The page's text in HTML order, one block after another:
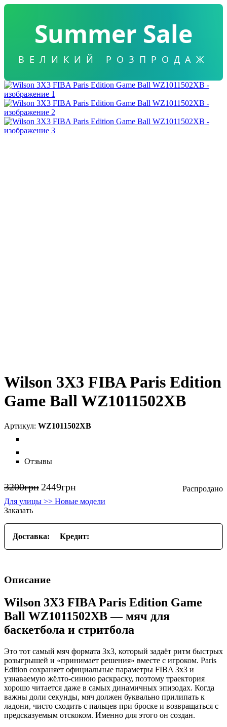
Summer Sale
ВЕЛИКИЙ РОЗПРОДАЖ
Wilson 3X3 FIBA Paris Edition
Game Ball WZ1011502XB
WZ1011502XB
Отзывы
3200грн 2449грн
Для улицы >> Новые модели
Заказать
Доставка: Кредит:
Описание
Wilson 3X3 FIBA Paris Edition Game
Ball WZ1011502XB — мяч для
баскетбола и стритбола
Это тот самый мяч формата 3x3, который задаёт ритм быстрых
розыгрышей и «принимает решения» вместе с игроком. Paris
Edition сохраняет официальные параметры FIBA 3x3 и
узнаваемую жёлто-синюю раскраску, поэтому траектория
хорошо читается даже в самых динамичных эпизодах. Когда
важны доли секунды, мяч должен буквально прилипать к
ладони, чисто сходить с пальцев при броске и возвращаться с
предсказуемым отскоком. Именно для этого он создан.